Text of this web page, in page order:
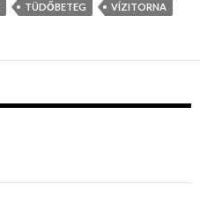
TÜDŐBETEG VÍZITORNA